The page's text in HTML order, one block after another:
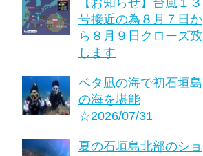
号接近の為８月７日か
ら８月９日クローズ致
します
ベタ凪の海で初石垣島
の海を堪能
☆2026/07/31
夏の石垣島北部のショ